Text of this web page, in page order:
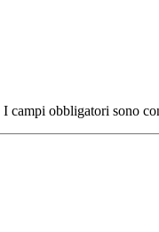
I campi obbligatori sono